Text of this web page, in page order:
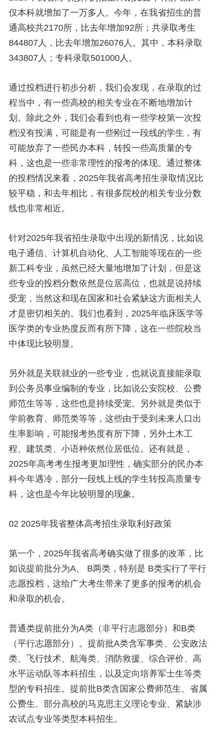
仅本科就增加了一万多人。今年，在我省招生的普
通高校共2170所，比去年增加92所；共录取考生
844807人，比去年增加26076人。其中，本科录取
343807人；专科录取501000人。
通过投档进行初步分析，我们会发现，在录取的过
程当中，有一些高校的相关专业在不断地增加计
划。除此之外，我们会看到也有一些学校第一次投
档没有投满，可能是有一些刚过一段线的学生，有
可能放弃了一些民办本科，转投一些高质量的专
科，这也是一些非常理性的报考的体现。通过整体
的投档情况来看，2025年我省高考招生录取情况比
较平稳，和去年相比，有很多院校的相关专业分数
线也非常相近。
针对2025年我省招生录取中出现的新情况，比如说
电子通信、计算机自动化、人工智能等现在的一些
新工科专业，虽然已经大量地增加了计划，但是这
些专业的投档分数依然是位居高位，也就是说持续
受宠，当然这和现在国家和社会紧缺这方面相关人
才是密切相关的。我们也看到，2025年临床医学等
医学类的专业热度反而有所下降，这在一些院校当
中体现比较明显。
另外就是关联就业的一些专业，也就说直接能录取
到公务员事业编制的专业，比如说公安院校、公费
师范生等等，这些也是持续受宠。另外就是类似于
学前教育、师范类等等，这些由于受到未来人口出
生率影响，可能报考热度有所下降，另外土木工
程、建筑类、小语种依然位居低位。还有就是，
2025年高考考生报考更加理性，确实部分的民办本
科今年遇冷，部分一段线上线的学生转投高质量专
科，这也是今年比较明显的现象。
02 2025年我省整体高考招生录取利好政策
第一个，2025年我省高考确实做了很多的改革，比
如说提前批分为A、 B两类，特别是 B类实行了平行
志愿投档，这给广大考生带来了更多的报考的机会
和录取的机会。
普通类提前批分为A类（非平行志愿部分）和B类
（平行志愿部分）。提前批A类含军事类、公安政法
类、飞行技术、航海类、消防救援、综合评价、高
水平运动队等本科招生，以及定向培养军士生等类
型的专科招生。提前批B类含国家公费师范生、省属
公费生、部分高校的马克思主义理论专业、紧缺涉
农试点专业等类型本科招生。